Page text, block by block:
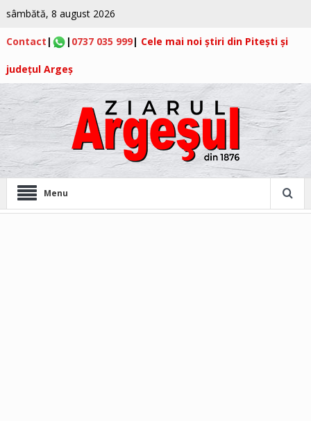
sâmbătă, 8 august 2026
Contact | | 0737 035 999| Cele mai noi știri din Pitești și
județul Argeș
Menu